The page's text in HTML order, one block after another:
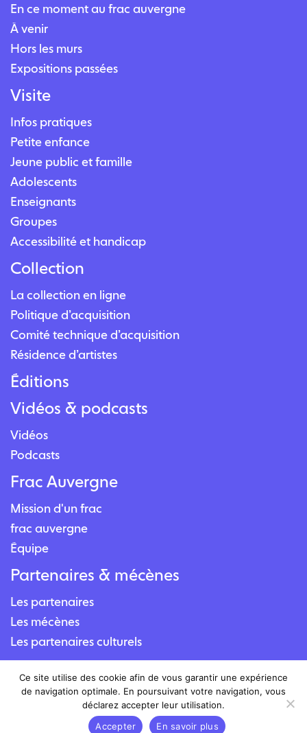
En ce moment au frac auvergne
À venir
Hors les murs
Expositions passées
Visite
Infos pratiques
Petite enfance
Jeune public et famille
Adolescents
Enseignants
Groupes
Accessibilité et handicap
Collection
La collection en ligne
Politique d’acquisition
Comité technique d’acquisition
Résidence d’artistes
Éditions
Vidéos & podcasts
Vidéos
Podcasts
Frac Auvergne
Mission d'un frac
frac auvergne
Équipe
Partenaires & mécènes
Les partenaires
Les mécènes
Les partenaires culturels
Nous contacter
Ce site utilise des cookie afin de vous garantir une expérience
de navigation optimale. En poursuivant votre navigation, vous
déclarez accepter leur utilisation.
Accepter
En savoir plus